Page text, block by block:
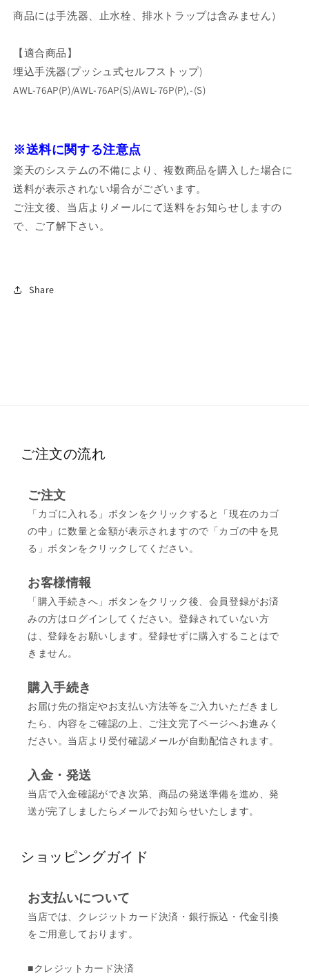
商品には手洗器、止水栓、排水トラップは含みません）
【適合商品】
埋込手洗器(プッシュ式セルフストップ)
AWL-76AP(P)/AWL-76AP(S)/AWL-76P(P),-(S)
※送料に関する注意点
楽天のシステムの不備により、複数商品を購入した場合に
送料が表示されない場合がございます。
ご注文後、当店よりメールにて送料をお知らせしますの
で、ご了解下さい。
Share
ご注文の流れ
ご注文
「カゴに入れる」ボタンをクリックすると「現在のカゴ
の中」に数量と金額が表示されますので「カゴの中を見
る」ボタンをクリックしてください。
お客様情報
「購入手続きへ」ボタンをクリック後、会員登録がお済
みの方はログインしてください。登録されていない方
は、登録をお願いします。登録せずに購入することはで
きません。
購入手続き
お届け先の指定やお支払い方法等をご入力いただきまし
たら、内容をご確認の上、ご注文完了ページへお進みく
ださい。当店より受付確認メールが自動配信されます。
入金・発送
当店で入金確認ができ次第、商品の発送準備を進め、発
送が完了しましたらメールでお知らせいたします。
ショッピングガイド
お支払いについて
当店では、クレジットカード決済・銀行振込・代金引換
をご用意しております。
■クレジットカード決済